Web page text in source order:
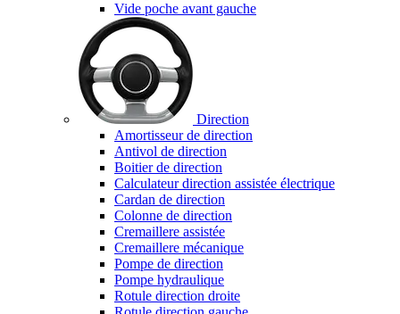
Vide poche avant gauche
Direction
Amortisseur de direction
Antivol de direction
Boitier de direction
Calculateur direction assistée électrique
Cardan de direction
Colonne de direction
Cremaillere assistée
Cremaillere mécanique
Pompe de direction
Pompe hydraulique
Rotule direction droite